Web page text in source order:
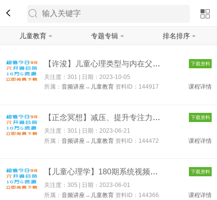
儿童教育 专题专辑 排名排序
【许浚】儿童心理类型与内在父母 工作坊 144917 下载资料
关注度：301 | 日期： 2023-10-05
所属：音频讲座→ 儿童教育 资料ID：144917 课程详情
【正念冥想】减压、提升专注力，家庭的必备工具，儿童正念冥想音... 下载资料
关注度：301 | 日期：2023-06-21
所属：音频讲座→ 儿童教育 资料ID：144472 课程详情
【儿童心理学】180期系统视频课程讲儿童心理学 144366 下载资料
关注度：305 | 日期：2023-06-01
所属：音频讲座→ 儿童教育 资料ID：144366 课程详情